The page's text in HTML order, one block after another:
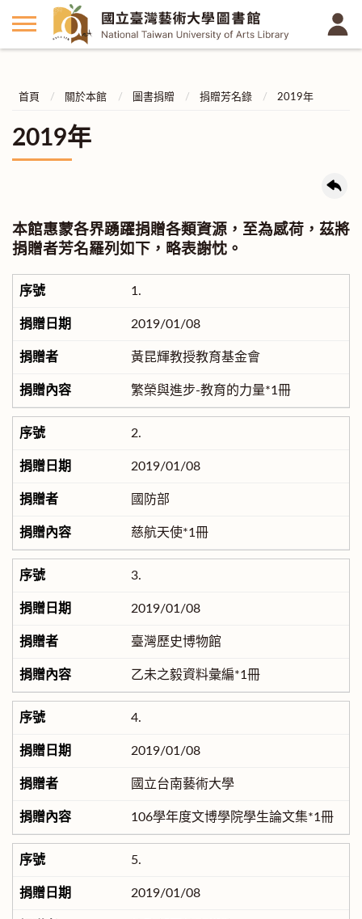
首頁 關於本館 圖書捐贈 捐贈芳名錄 2019年
2019年
本館惠蒙各界踴躍捐贈各類資源，至為感荷，茲將
捐贈者芳名羅列如下，略表謝忱。
1.
2019/01/08
黃昆輝教授教育基金會
繁榮與進步-教育的力量*1冊
2.
2019/01/08
國防部
慈航天使*1冊
3.
2019/01/08
臺灣歷史博物館
乙未之毅資料彙編*1冊
4.
2019/01/08
國立台南藝術大學
106學年度文博學院學生論文集*1冊
5.
2019/01/08